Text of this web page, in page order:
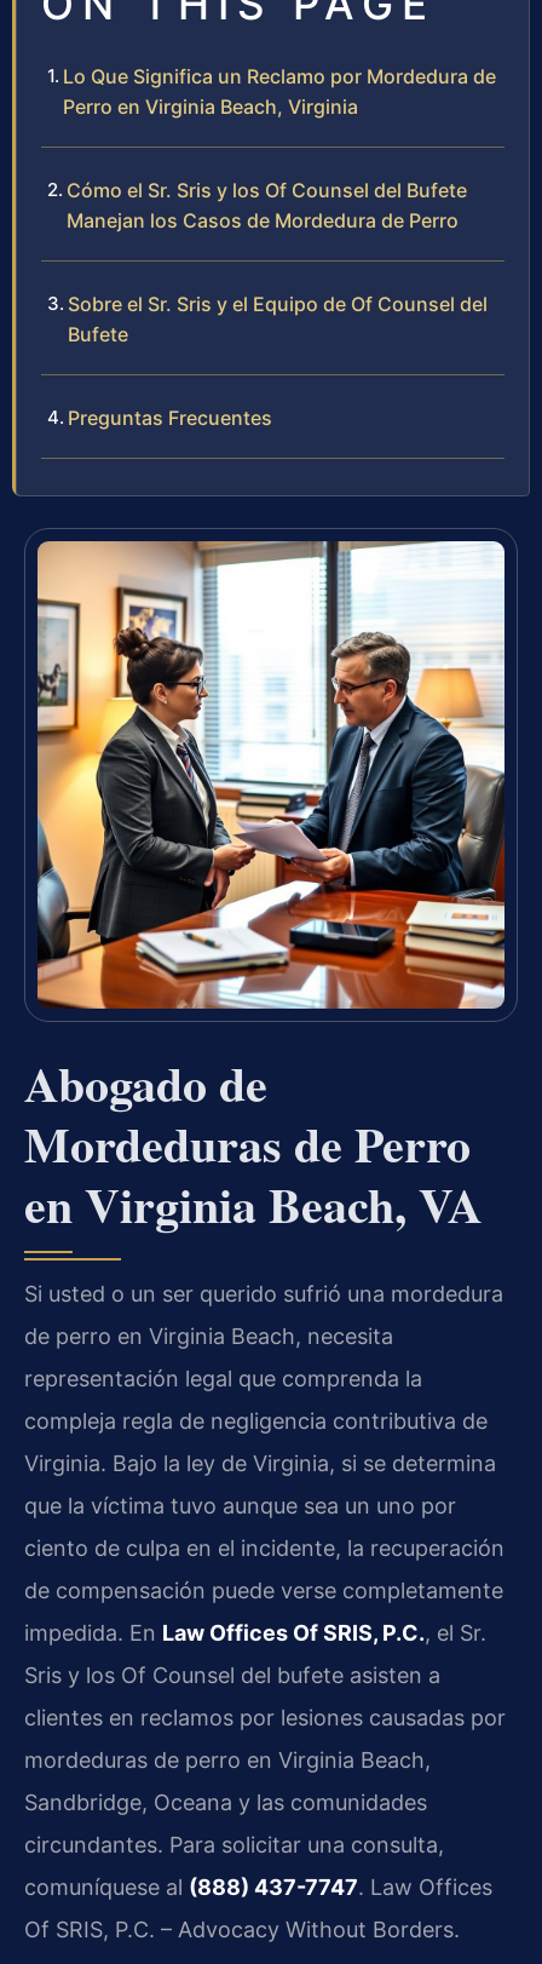
Lo Que Significa un Reclamo por Mordedura de
Perro en Virginia Beach, Virginia
Cómo el Sr. Sris y los Of Counsel del Bufete
Manejan los Casos de Mordedura de Perro
Sobre el Sr. Sris y el Equipo de Of Counsel del
Bufete
Preguntas Frecuentes
Abogado de
Mordeduras de Perro
en Virginia Beach, VA
Si usted o un ser querido sufrió una mordedura
de perro en Virginia Beach, necesita
representación legal que comprenda la
compleja regla de negligencia contributiva de
Virginia. Bajo la ley de Virginia, si se determina
que la víctima tuvo aunque sea un uno por
ciento de culpa en el incidente, la recuperación
de compensación puede verse completamente
impedida. En Law Offices Of SRIS, P.C., el Sr.
Sris y los Of Counsel del bufete asisten a
clientes en reclamos por lesiones causadas por
mordeduras de perro en Virginia Beach,
Sandbridge, Oceana y las comunidades
circundantes. Para solicitar una consulta,
comuníquese al (888) 437-7747. Law Offices
Of SRIS, P.C. – Advocacy Without Borders.